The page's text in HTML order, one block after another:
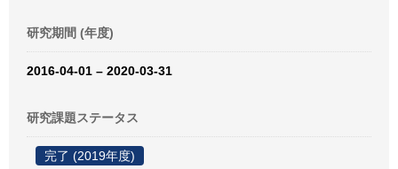
研究期間 (年度)
2016-04-01 – 2020-03-31
研究課題ステータス
完了 (2019年度)